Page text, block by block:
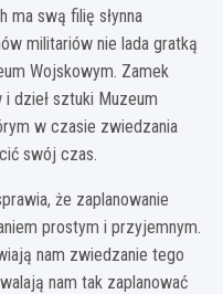
ma swą filię słynna
militariów nie lada gratką
Wojskowym. Zamek
i dzieł sztuki Muzeum
w czasie zwiedzania
swój czas.
że zaplanowanie
prostym i przyjemnym.
nam zwiedzanie tego
nam tak zaplanować